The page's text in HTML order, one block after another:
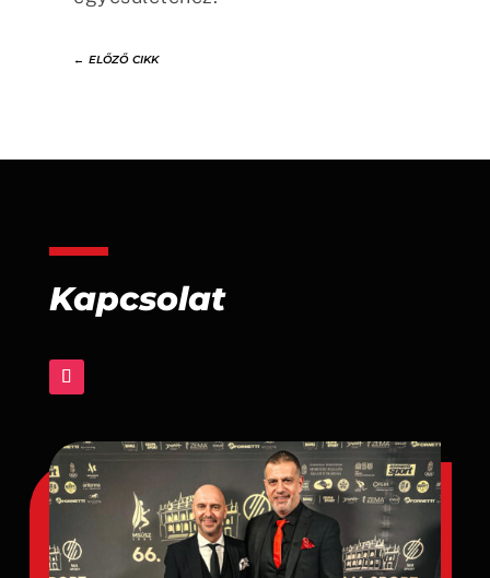
← ELŐZŐ CIKK
Kapcsolat